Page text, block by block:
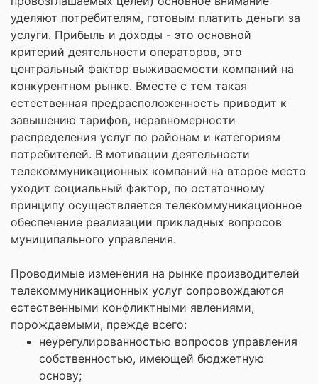
уделяют потребителям, готовым платить деньги за
услуги. Прибыль и доходы - это основной
критерий деятельности операторов, это
центральный фактор выживаемости компаний на
конкурентном рынке. Вместе с тем такая
естественная предрасположенность приводит к
завышению тарифов, неравномерности
распределения услуг по районам и категориям
потребителей. В мотивации деятельности
телекоммуникационных компаний на второе место
уходит социальный фактор, по остаточному
принципу осуществляется телекоммуникационное
обеспечение реализации прикладных вопросов
муниципального управления.
Проводимые изменения на рынке производителей
телекоммуникационных услуг сопровождаются
естественными конфликтными явлениями,
порождаемыми, прежде всего:
неурегулированностью вопросов управления
собственностью, имеющей бюджетную
основу;